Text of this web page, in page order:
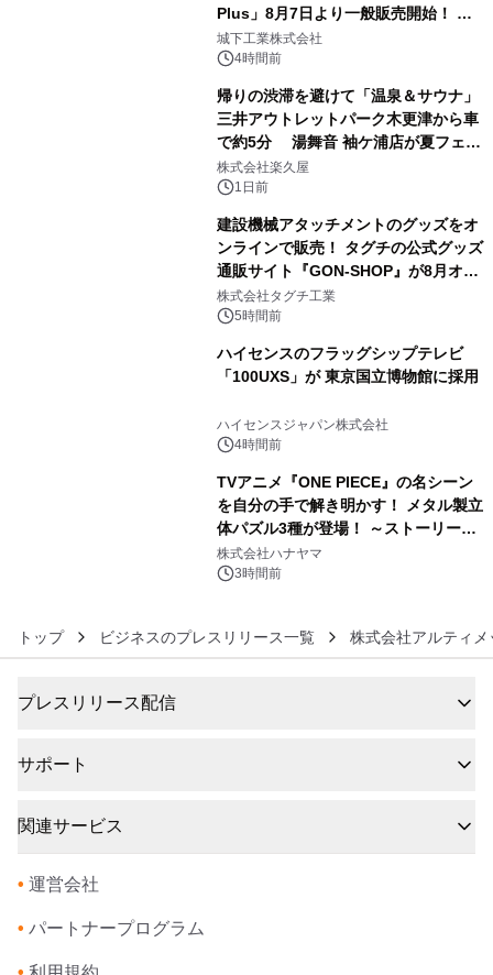
Plus」8月7日より一般販売開始！ ケ
ーブル1本つなぐだけ、テレビの音が
ぐっと豊かに
城下工業株式会社
4時間前
帰りの渋滞を避けて「温泉＆サウナ」
三井アウトレットパーク木更津から車
で約5分 湯舞音 袖ケ浦店が夏フェア
メニューを提供
株式会社楽久屋
1日前
建設機械アタッチメントのグッズをオ
ンラインで販売！ タグチの公式グッズ
通販サイト『GON-SHOP』が8月オー
プン
株式会社タグチ工業
5時間前
ハイセンスのフラッグシップテレビ
「100UXS」が 東京国立博物館に採用
ハイセンスジャパン株式会社
4時間前
TVアニメ『ONE PIECE』の名シーン
を自分の手で解き明かす！ メタル製立
体パズル3種が登場！ ～ストーリーと
ギミックが融合した 大人の体験型パズ
ルが8月7日(金)12時より先行予約受付
株式会社ハナヤマ
3時間前
トップ ビジネスのプレスリリース一覧 株式会社アルティメ
プレスリリース配信
サポート
関連サービス
• 運営会社
• パートナープログラム